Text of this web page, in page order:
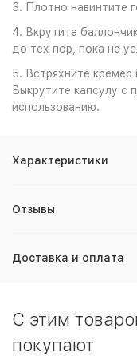
3. Плотно навинтите
4. Вкрутите
до тех пор, пока не
5. Встряхните кремер
Выкрутите капсулу с
использованию.
Характеристики
Отзывы
Доставка и оплата
C этим
покупают